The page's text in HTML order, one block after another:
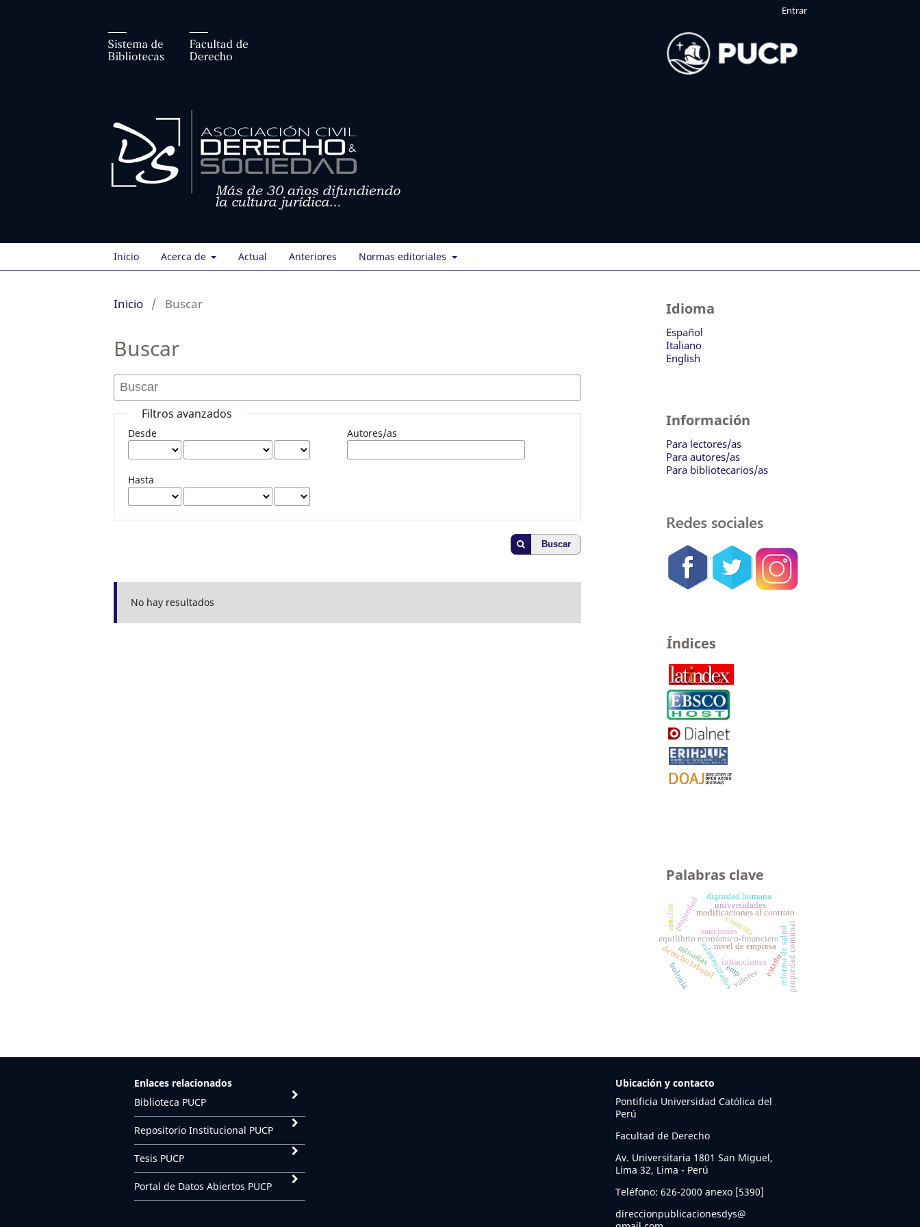
Inicio Acerca de Actual Anteriores Normas editoriales
Entrar
Inicio / Buscar
Buscar
Filtros avanzados
Desde
Hasta
Autores/as
Buscar
No hay resultados
Idioma
Español
Italiano
English
Información
Para lectores/as
Para autores/as
Para bibliotecarios/as
Palabras clave
contrato
modificaciones al contrato
equilibrio económico-financieroreforma de salud
administradosinfracciones
sanciones
nivel de empresa
derecho laboral
propiedad
estado propiedad comunal
bolonia
universidades
valores
dignidad humana
sanción
emp
minorías
Enlaces relacionados
Biblioteca PUCP
Repositorio Institucional PUCP
Tesis PUCP
Portal de Datos Abiertos PUCP
Ubicación y contacto
Pontificia Universidad Católica del
Perú
Facultad de Derecho
Av. Universitaria 1801 San Miguel,
Lima 32, Lima - Perú
Teléfono: 626-2000 anexo [5390]
direccionpublicacionesdys@